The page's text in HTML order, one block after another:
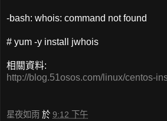
-bash: whois: command not found
# yum -y install jwhois
相關資料:
http://blog.51osos.com/linux/centos-
星夜如雨 於 9:12 下午